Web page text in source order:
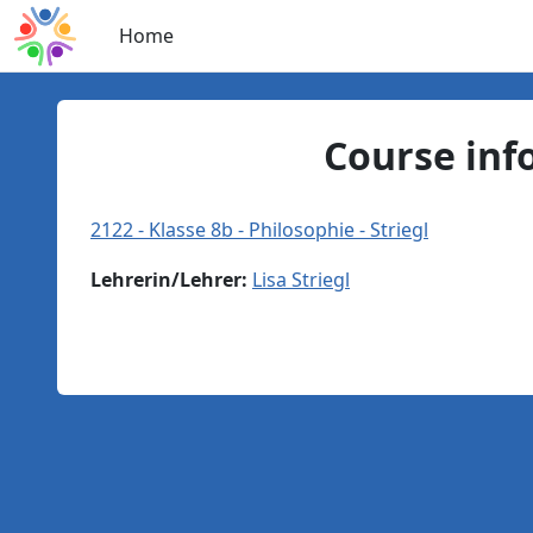
Skip to main content
Home
Course
2122 - Klasse 8b - Philosophie - Striegl
Lehrerin/Lehrer: Lisa Striegl